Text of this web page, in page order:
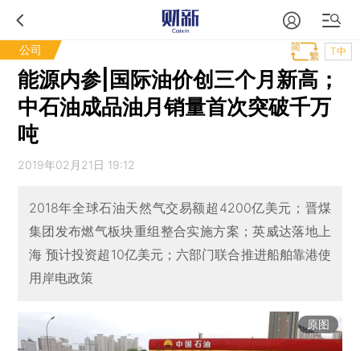
公司 T中
能源内参|国际油价创三个月新高；
中石油成品油月销量首次突破千万
吨
2019年02月21日 19:12
2018年全球石油天然气交易额超4200亿美元；晋煤
集团发布燃气板块重组整合实施方案；英威达落地上
海 预计投资超10亿美元；六部门联合推进船舶靠港使
用岸电政策
原图